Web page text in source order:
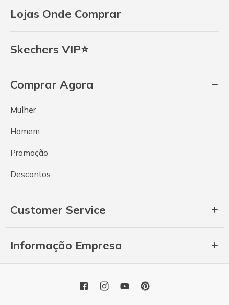
Lojas Onde Comprar
Skechers VIP⭐
Comprar Agora
Mulher
Homem
Promoção
Descontos
Customer Service
Informação Empresa